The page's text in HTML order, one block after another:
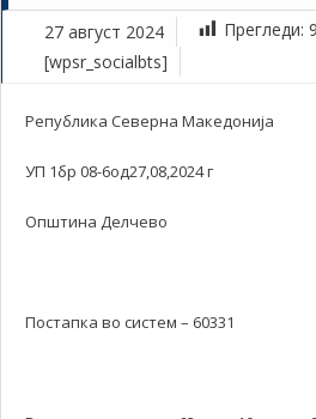
27 август 2024 Прегледи:
[wpsr_socialbts]
Република Северна Македонија
УП 1бр 08-6од27,08,2024 г
Општина Делчево
Постапка во систем – 60331